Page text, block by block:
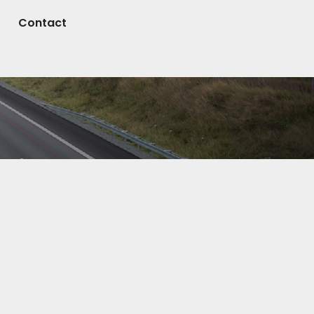
Contact